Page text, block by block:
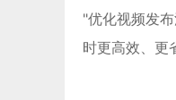
"优化视频发
时更高效、更